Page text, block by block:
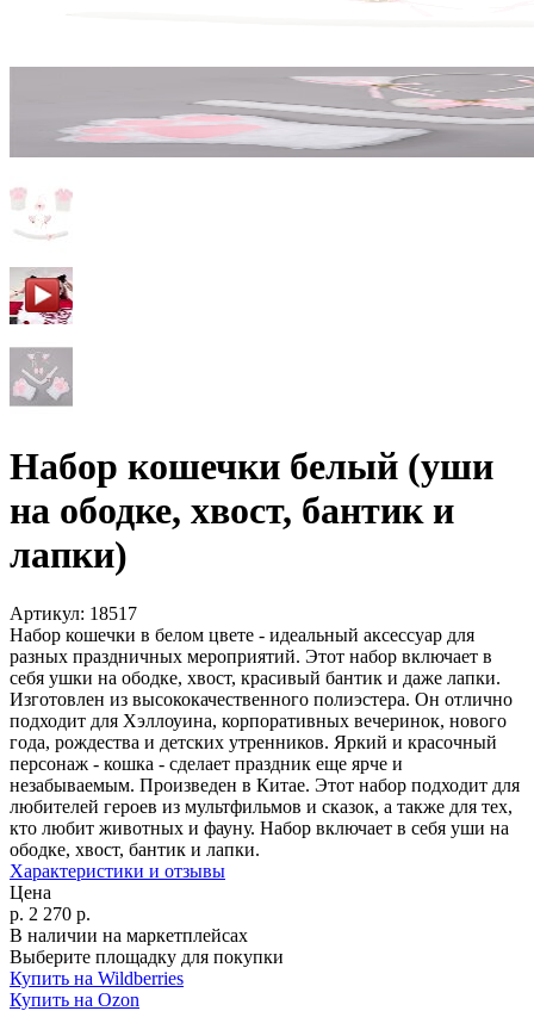
Набор кошечки белый (уши
на ободке, хвост, бантик и
лапки)
Артикул: 18517
Набор кошечки в белом цвете - идеальный аксессуар для
разных праздничных мероприятий. Этот набор включает в
себя ушки на ободке, хвост, красивый бантик и даже лапки.
Изготовлен из высококачественного полиэстера. Он отлично
подходит для Хэллоуина, корпоративных вечеринок, нового
года, рождества и детских утренников. Яркий и красочный
персонаж - кошка - сделает праздник еще ярче и
незабываемым. Произведен в Китае. Этот набор подходит для
любителей героев из мультфильмов и сказок, а также для тех,
кто любит животных и фауну. Набор включает в себя уши на
ободке, хвост, бантик и лапки.
Характеристики и отзывы
Цена
р. 2 270 р.
В наличии на маркетплейсах
Выберите площадку для покупки
Купить на Wildberries
Купить на Ozon